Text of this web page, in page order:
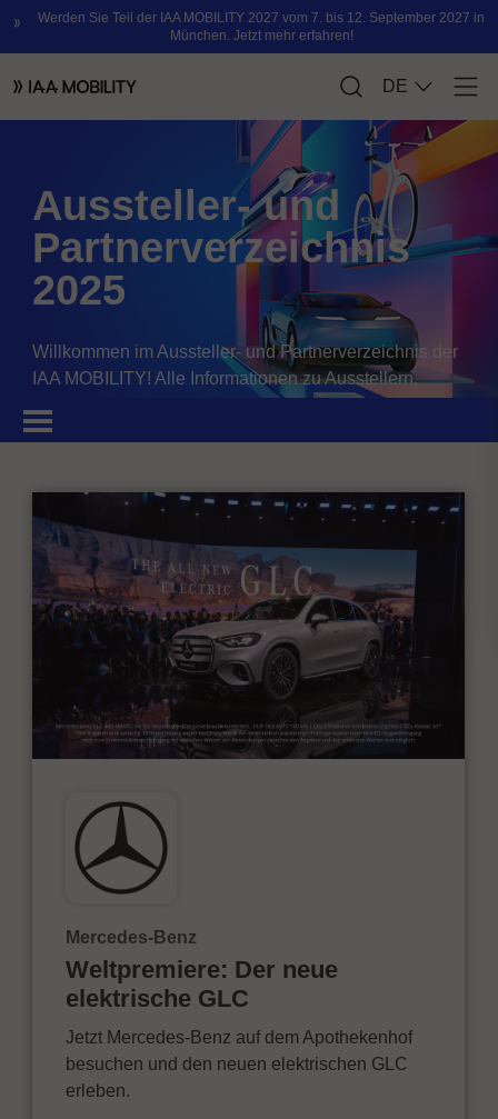
Aussteller- und
Partnerverzeichnis
2025
Willkommen im Aussteller- und Partnerverzeichnis der
IAA MOBILITY! Alle Informationen zu Ausstellern,
Mercedes-Benz
Weltpremiere: Der neue
elektrische GLC
Jetzt Mercedes-Benz auf dem Apothekenhof
besuchen und den neuen elektrischen GLC
erleben.